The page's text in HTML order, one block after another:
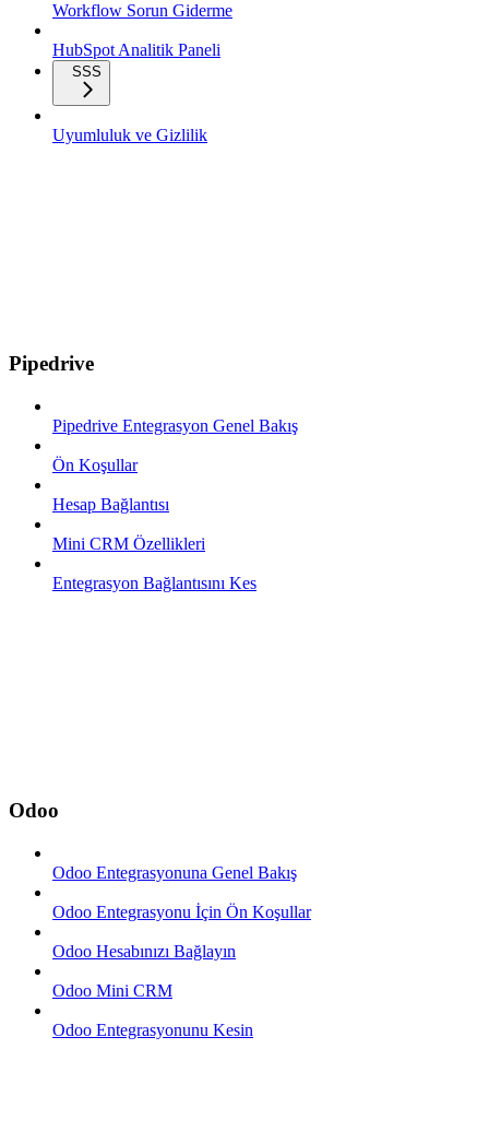
Workflow Sorun Giderme
HubSpot Analitik Paneli
SSS
Uyumluluk ve Gizlilik
Pipedrive
Pipedrive Entegrasyon Genel Bakış
Ön Koşullar
Hesap Bağlantısı
Mini CRM Özellikleri
Entegrasyon Bağlantısını Kes
Odoo
Odoo Entegrasyonuna Genel Bakış
Odoo Entegrasyonu İçin Ön Koşullar
Odoo Hesabınızı Bağlayın
Odoo Mini CRM
Odoo Entegrasyonunu Kesin